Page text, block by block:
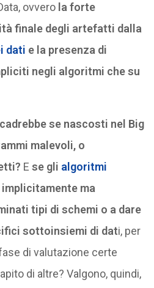
ovvero la forte
finale degli artefatti dalla
dati e la presenza di
negli algoritmi che su
se nascosti nel Big
malevoli, o
E se gli algoritmi
ma
tipi di schemi o a dare
sottoinsiemi di dati, per
di valutazione certe
di altre? Valgono, quindi,